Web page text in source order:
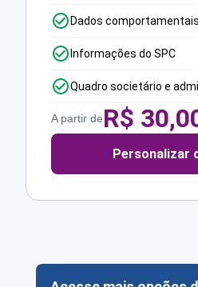
Dados comportamentais
Informações do SPC
Quadro societário e
A partir deR$
Personalizar